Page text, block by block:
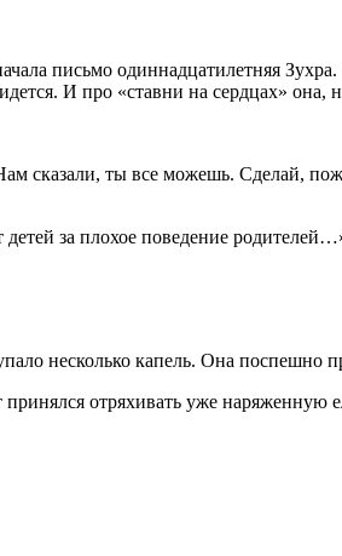
письмо одиннадцатилетняя
И про «ставни на сердцах» она,
сказали, ты все можешь. Сделай,
за плохое поведение
несколько капель. Она поспешно
отряхивать уже наряженную